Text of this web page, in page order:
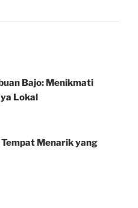
Bajo: Menikmati
Lokal
Menarik yang